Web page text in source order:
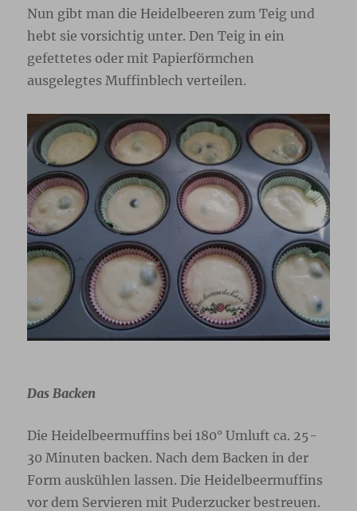
Nun gibt man die Heidelbeeren zum Teig und
hebt sie vorsichtig unter. Den Teig in ein
gefettetes oder mit Papierförmchen
ausgelegtes Muffinblech verteilen.
Das Backen
Die Heidelbeermuffins bei 180° Umluft ca. 25-
30 Minuten backen. Nach dem Backen in der
Form auskühlen lassen. Die Heidelbeermuffins
vor dem Servieren mit Puderzucker bestreuen.